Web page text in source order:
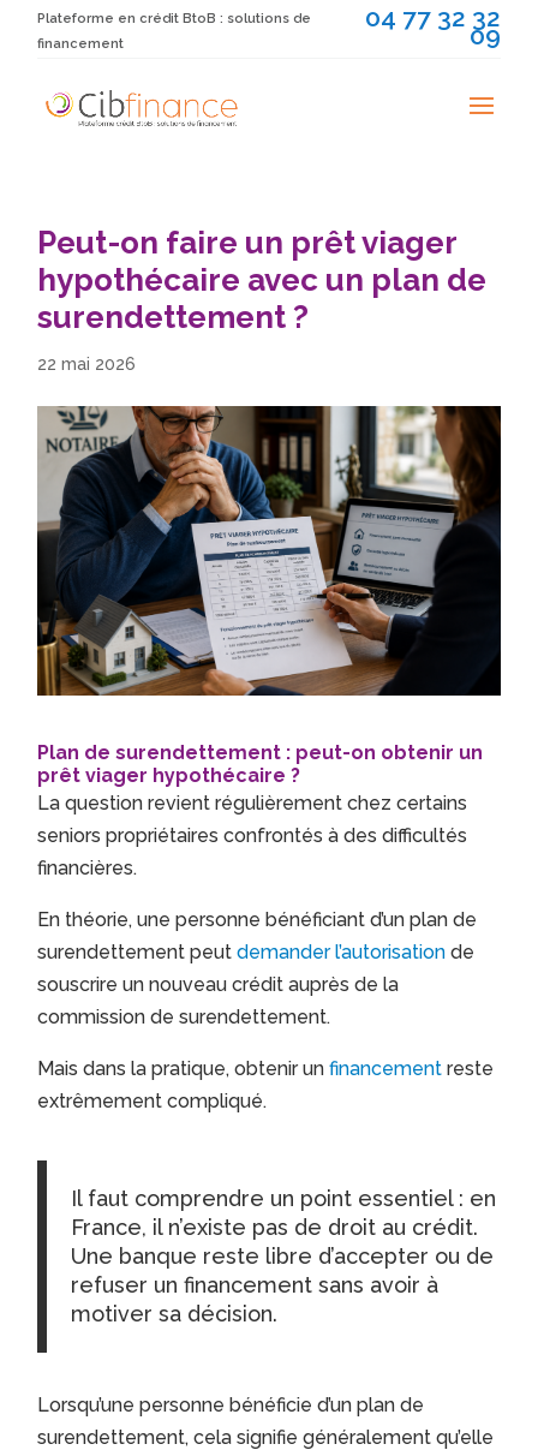
Plateforme en crédit BtoB : solutions de
financement
04 77 32 32
09
Peut-on faire un prêt viager
hypothécaire avec un plan de
surendettement ?
22 mai 2026
Plan de surendettement : peut-on obtenir un
prêt viager hypothécaire ?
La question revient régulièrement chez certains
seniors propriétaires confrontés à des difficultés
financières.
En théorie, une personne bénéficiant d’un plan de
surendettement peutdemander l’autorisation de
souscrire un nouveau crédit auprès de la
commission de surendettement.
Mais dans la pratique, obtenir unfinancement reste
extrêmement compliqué.
Il faut comprendre un point essentiel : en
France, il n’existe pas de droit au crédit.
Une banque reste libre d’accepter ou de
refuser un financement sans avoir à
motiver sa décision.
Lorsqu’une personne bénéficie d’un plan de
surendettement, cela signifie généralement qu’elle